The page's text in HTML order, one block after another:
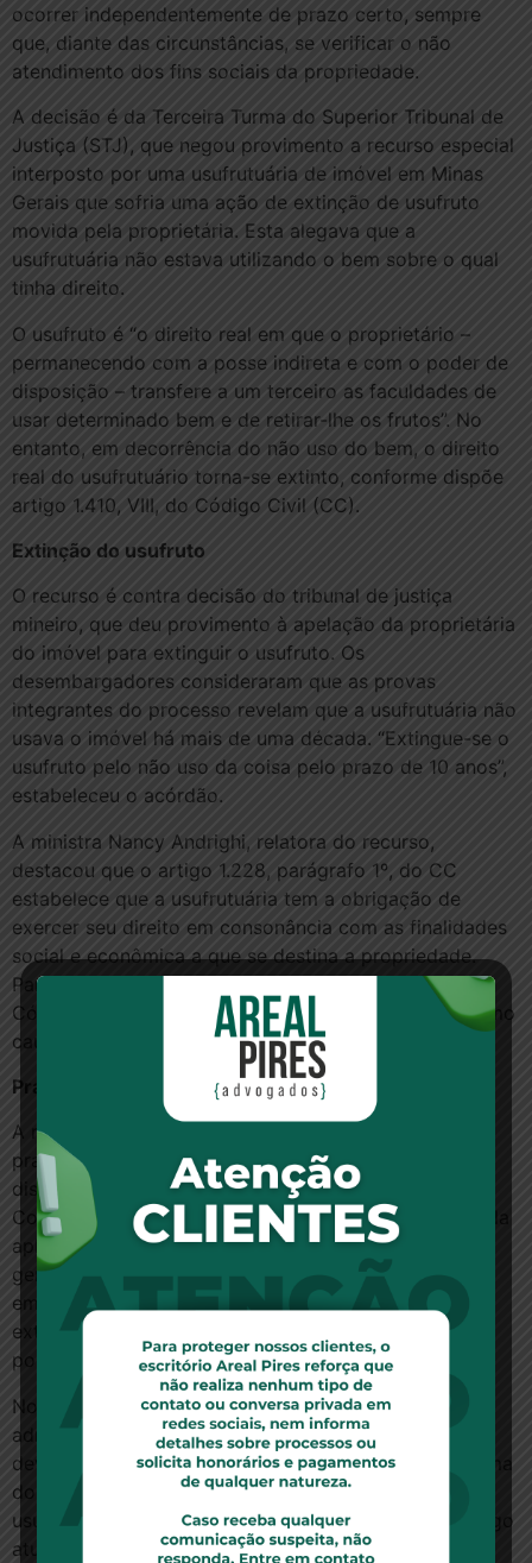
ocorrer independentemente de prazo certo, sempre
que, diante das circunstâncias, se verificar o não
atendimento dos fins sociais da propriedade.
A decisão é da Terceira Turma do Superior Tribunal de
Justiça (STJ), que negou provimento a recurso especial
interposto por uma usufrutuária de imóvel em Minas
Gerais que sofria uma ação de extinção de usufruto
movida pela proprietária. Esta alegava que a
usufrutuária não estava utilizando o bem sobre o qual
tinha direito.
O usufruto é “o direito real em que o proprietário –
permanecendo com a posse indireta e com o poder de
disposição – transfere a um terceiro as faculdades de
usar determinado bem e de retirar-lhe os frutos”. No
entanto, em decorrência do não uso do bem, o direito
real do usufrutuário torna-se extinto, conforme dispõe
artigo 1.410, VIII, do Código Civil (CC).
Extinção do usufruto
O recurso é contra decisão do tribunal de justiça
mineiro, que deu provimento à apelação da proprietária
do imóvel para extinguir o usufruto. Os
desembargadores consideraram que as provas
integrantes do processo revelam que a usufrutuária não
usava o imóvel há mais de uma década. “Extingue-se o
usufruto pelo não uso da coisa pelo prazo de 10 anos”,
estabeleceu o acórdão.
A ministra Nancy Andrighi, relatora do recurso,
destacou que o artigo 1.228, parágrafo 1º, do CC
estabelece que a usufrutuária tem a obrigação de
exercer seu direito em consonância com as finalidades
social e econômica a que se destina a propriedade.
Para assegurar que seja cumprida essa função, o
Código Civil de 2002 instituiu o não uso da coisa como
causa extintiva do usufruto.
Prazo
A relatora observa que o legislador não estipulou o
prazo mínimo a ser observado para a hipótese
discutida no recurso, ou seja, o não uso do bem.
Contudo, apontou que a doutrina tem se inclinado pela
aplicação do prazo de dez anos, baseada na regra
geral de prescrição do artigo 205 do Código Civil ou
empregando, por analogia, o prazo previsto para
extinção de servidões pelo mesmo motivo. Essa
posição foi adotada no acórdão recorrido.
No entanto, segundo Nancy Andrighi, não é possível
admitir que sejam aplicados prazos prescricionais,
devido a dois pontos cruciais. Primeiro porque a norma
do Código Civil de 1916, que previa a extinção do
usufruto pela prescrição, não foi reeditada pelo Código
atual, encontrando-se, portanto, revogada. Segundo